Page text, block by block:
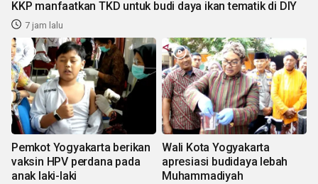
KKP manfaatkan TKD untuk budi daya ikan tematik di DIY
7 jam lalu
Pemkot Yogyakarta berikan
vaksin HPV perdana pada
anak laki-laki
Wali Kota Yogyakarta
apresiasi budidaya lebah
Muhammadiyah